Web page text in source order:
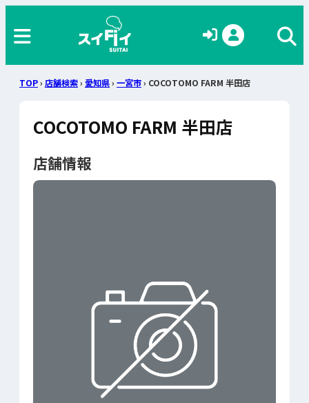
TOP› 店舗検索› 愛知県› 一宮市› COCOTOMO FARM 半田店
COCOTOMO FARM 半田店
店舗情報